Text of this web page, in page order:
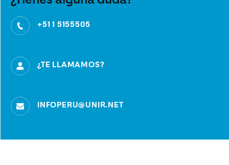
+51 1 5155505
¿TE LLAMAMOS?
INFOPERU@UNIR.NET